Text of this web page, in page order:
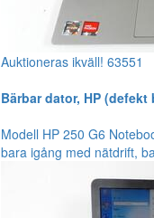
Auktioneras ikväll! 63551
Bärbar dator, HP (defekt
Modell HP 250 G6
bara igång med nätdrift,